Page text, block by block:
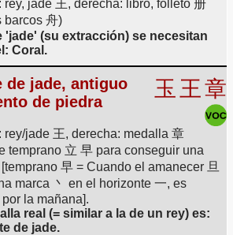
rey, jade 王, derecha: libro, folleto 册
barcos 舟)
'jade' (su extracción) se necesitan
Coral.
de jade, antiguo
de piedra
玉 王章
rey/jade 王, derecha: medalla 章
temprano 立 早 para conseguir una
早 = Cuando el amanecer 旦
marca 丶 en el horizonte 一, es
la mañana].
real (= similar a la de un rey) es:
de jade.